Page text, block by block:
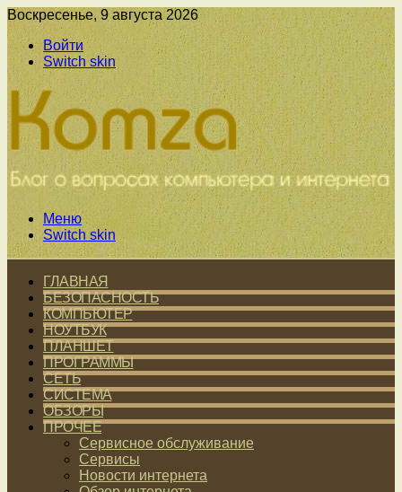
Воскресенье, 9 августа 2026
Войти
Switch skin
Меню
Switch skin
ГЛАВНАЯ
БЕЗОПАСНОСТЬ
КОМПЬЮТЕР
НОУТБУК
ПЛАНШЕТ
ПРОГРАММЫ
СЕТЬ
СИСТЕМА
ОБЗОРЫ
ПРОЧЕЕ
Сервисное обслуживание
Сервисы
Новости интернета